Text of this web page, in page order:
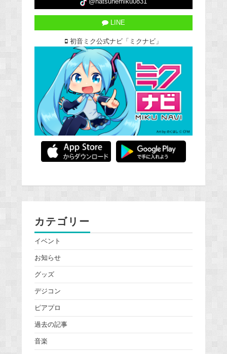
@hatsunemiku0831
LINE
初音ミク公式ナビ「ミクナビ」
カテゴリー
イベント
お知らせ
グッズ
デジコン
ピアプロ
過去の記事
音楽